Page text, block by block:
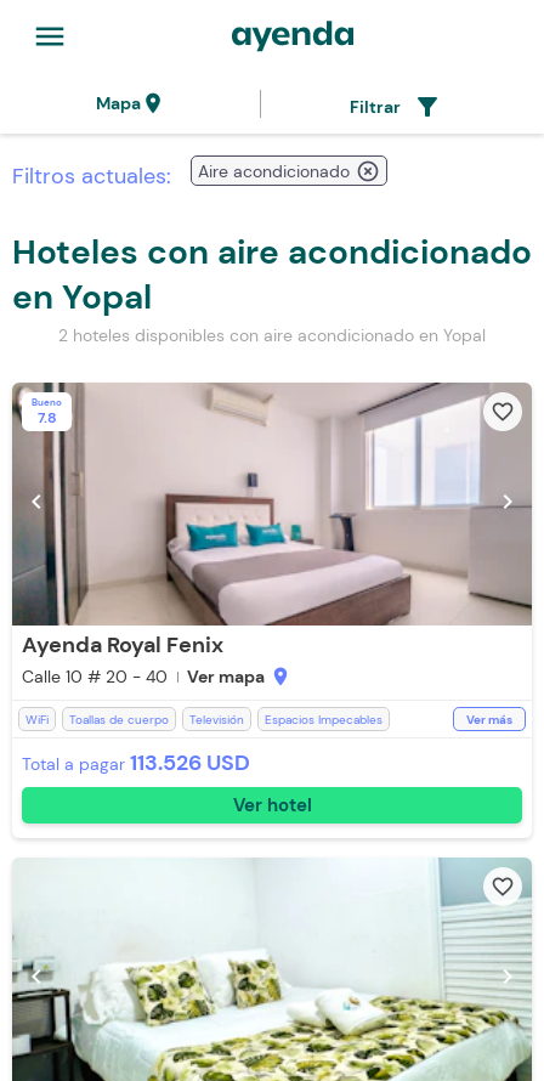
menu
Mapalocation_on Filtrar filter_alt
Filtros actuales: Aire acondicionado highlight_off
Hoteles con aire acondicionado
en Yopal
2 hoteles disponibles con aire acondicionado en Yopal
Bueno
7.8 favorite_border
chevron_left chevron_right
Ayenda Royal Fenix
Calle 10 # 20 - 40 Ver mapa location_on
WiFi Toallas de cuerpo Televisión
Espacios Impecables
Ver más
Total a pagar 113.526 USD
Ver hotel
favorite_border
chevron_left chevron_right